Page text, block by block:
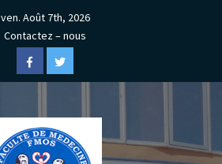
ven. Août 7th, 2026
Contactez – nous
FacebookTwitter